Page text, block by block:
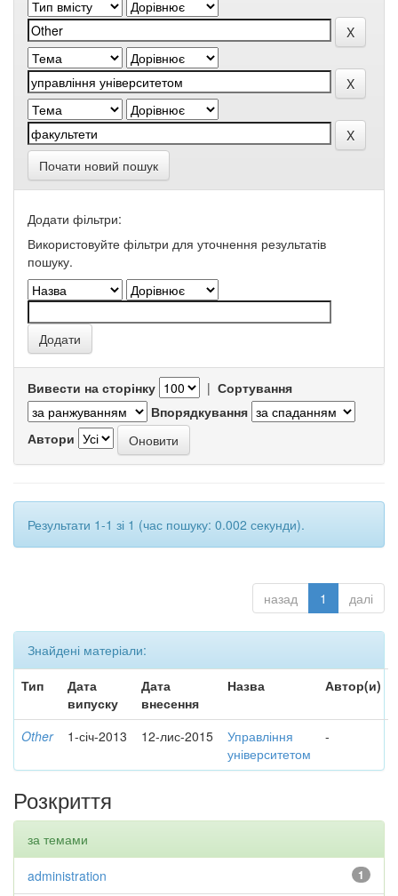
Почати новий пошук
Додати фільтри:
Використовуйте фільтри для уточнення результатів
пошуку.
Вивести на сторінку | Сортування
Впорядкування
Автори
Результати 1-1 зі 1 (час пошуку: 0.002 секунди).
назад 1 далі
Знайдені матеріали:
Тип
Дата
випуску
Дата
внесення
Назва Автор(и)
Other 1-січ-2013 12-лис-2015
Управління
університетом
-
Розкриття
за темами
1
administration